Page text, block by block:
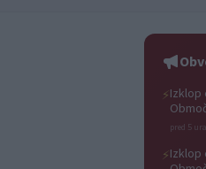
⚡Izklop
pred 5
⚡Izklop